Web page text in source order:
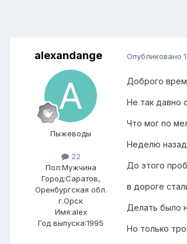
alexandange
Пыжеводы
22
Пол:Мужчина
Город:Саратов,
Оренбургская обл.
г.Орск
Имя:alex
Год выпуска:1995
Опубликовано
Доброго
Не так давно
Что мог по
Неделю назад
До этого
в дороге
Делать было
Но только